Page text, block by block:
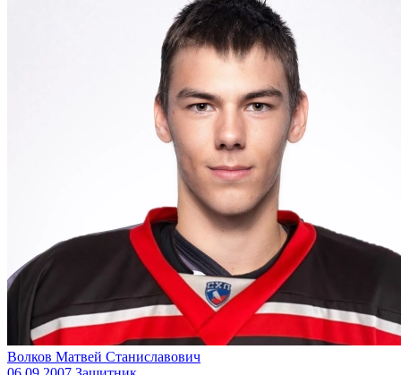
Волков Матвей Станиславович